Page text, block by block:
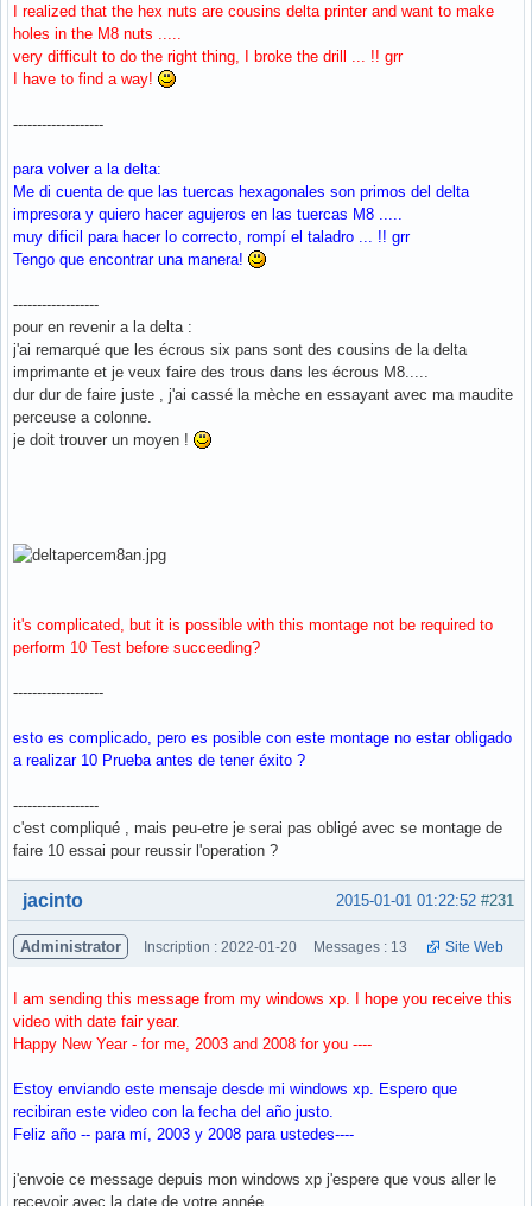
I realized that the hex nuts are cousins delta printer and want to make
holes in the M8 nuts .....
very difficult to do the right thing, I broke the drill ... !! grr
I have to find a way!
-------------------
para volver a la delta:
Me di cuenta de que las tuercas hexagonales son primos del delta
impresora y quiero hacer agujeros en las tuercas M8 .....
muy dificil para hacer lo correcto, rompí el taladro ... !! grr
Tengo que encontrar una manera!
------------------
pour en revenir a la delta :
j'ai remarqué que les écrous six pans sont des cousins de la delta
imprimante et je veux faire des trous dans les écrous M8.....
dur dur de faire juste , j'ai cassé la mèche en essayant avec ma maudite
perceuse a colonne.
je doit trouver un moyen !
it's complicated, but it is possible with this montage not be required to
perform 10 Test before succeeding?
-------------------
esto es complicado, pero es posible con este montage no estar obligado
a realizar 10 Prueba antes de tener éxito ?
------------------
c'est compliqué , mais peu-etre je serai pas obligé avec se montage de
faire 10 essai pour reussir l'operation ?
Hors ligne #231
2015-01-01 01:22:52
jacinto
Administrator Inscription : 2022-01-20 Messages : 13 Site Web
I am sending this message from my windows xp. I hope you receive this
video with date fair year.
Happy New Year - for me, 2003 and 2008 for you ----
Estoy enviando este mensaje desde mi windows xp. Espero que
recibiran este video con la fecha del año justo.
Feliz año -- para mí, 2003 y 2008 para ustedes----
j'envoie ce message depuis mon windows xp j'espere que vous aller le
recevoir avec la date de votre année.